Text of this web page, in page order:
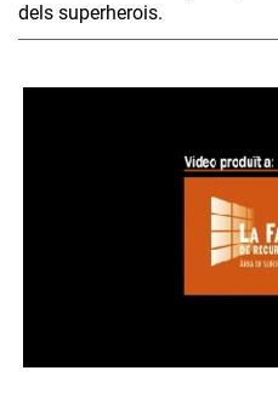
dels superherois.